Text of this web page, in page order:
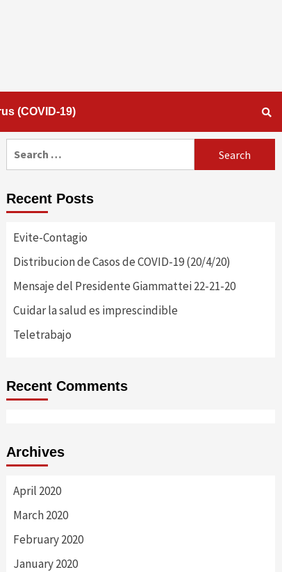
(COVID-19)
Recent Posts
Evite-Contagio
Distribucion de Casos de COVID-19 (20/4/20)
Mensaje del Presidente Giammattei 22-21-20
Cuidar la salud es imprescindible
Teletrabajo
Recent Comments
Archives
April 2020
March 2020
February 2020
January 2020